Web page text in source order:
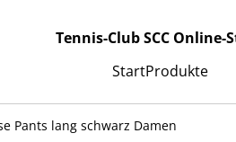
Tennis-Club SCC Online-
StartProdukte
Pants lang schwarz Damen